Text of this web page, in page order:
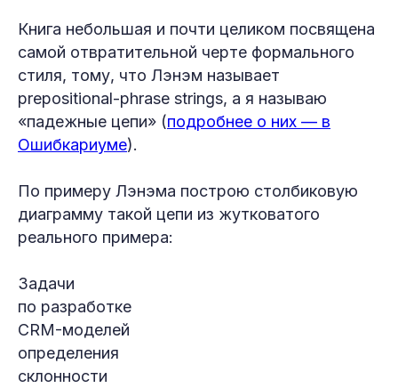
Книга небольшая и почти целиком посвящена
самой отвратительной черте формального
стиля, тому, что Лэнэм называет
prepositional-phrase strings, а я называю
«падежные цепи» (подробнее о них — в
Ошибкариуме).
По примеру Лэнэма построю столбиковую
диаграмму такой цепи из жутковатого
реального примера:
Задачи
по разработке
CRM-моделей
определения
склонности